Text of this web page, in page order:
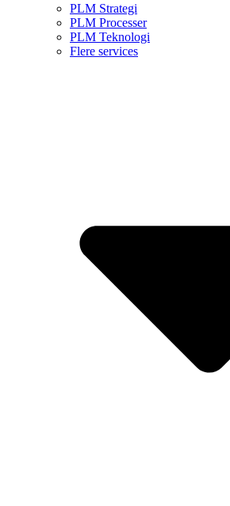
PLM Strategi
PLM Processer
PLM Teknologi
Flere services